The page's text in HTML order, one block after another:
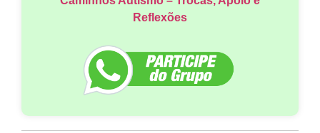
Reflexões